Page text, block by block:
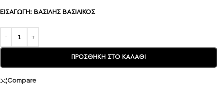
ΕΙΣΑΓΩΓΗ: ΒΑΣΙΛΗΣ ΒΑΣΙΛΙΚΟΣ
ΠΡΟΣΘΉΚΗ ΣΤΟ ΚΑΛΆΘΙ
Compare